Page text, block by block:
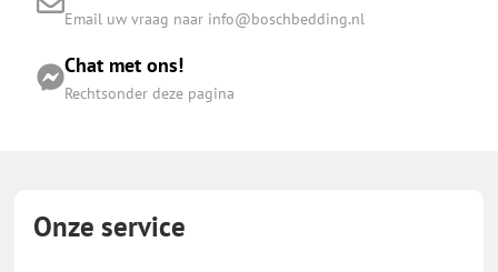
Email uw vraag naar info@boschbedding.nl
Chat met ons!
Rechtsonder deze pagina
Onze service